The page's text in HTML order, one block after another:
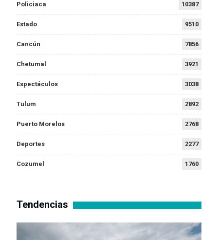
Policiaca 10387
Estado 9510
Cancún 7856
Chetumal 3921
Espectáculos 3038
Tulum 2892
Puerto Morelos 2768
Deportes 2277
Cozumel 1760
Tendencias